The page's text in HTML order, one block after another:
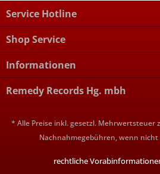
Service Hotline
Shop Service
Informationen
Remedy Records Hg. mbh
* Alle Preise inkl. gesetzl. Mehrwertsteuer
Nachnahmegebühren, wenn nicht
rechtliche